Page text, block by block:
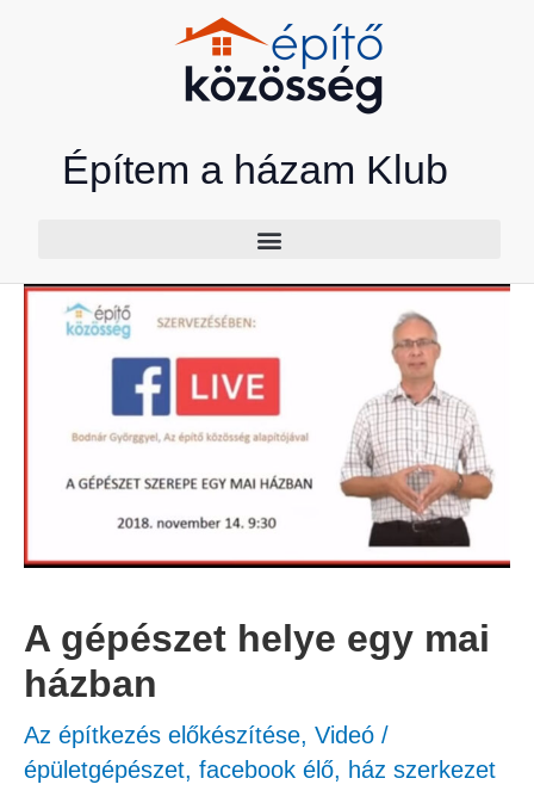
Építem a házam Klub
A gépészet helye egy mai
házban
Az építkezés előkészítése, Videó /
épületgépészet, facebook élő, ház szerkezet